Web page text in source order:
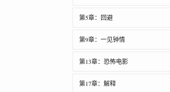
第5章：回避
第9章：一见钟情
第13章：恐怖电影
第17章：解释